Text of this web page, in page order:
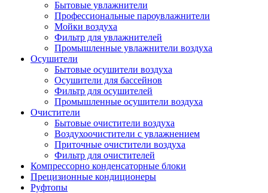
Бытовые увлажнители
Профессиональные пароувлажнители
Мойки воздуха
Фильтр для увлажнителей
Промышленные увлажнители воздуха
Осушители
Бытовые осушители воздуха
Осушители для бассейнов
Фильтр для осушителей
Промышленные осушители воздуха
Очистители
Бытовые очистители воздуха
Воздухоочистители с увлажнением
Приточные очистители воздуха
Фильтр для очистителей
Компрессорно конденсаторные блоки
Прецизионные кондиционеры
Руфтопы